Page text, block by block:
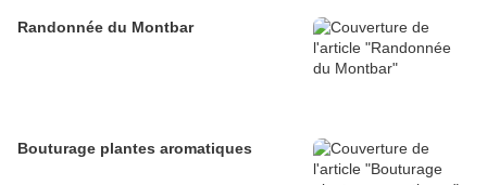
Randonnée du Montbar
Bouturage plantes aromatiques